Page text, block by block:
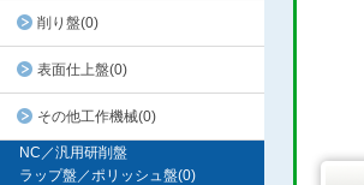
削り盤(0)
表面仕上盤(0)
その他工作機械(0)
NC／汎用研削盤
ラップ盤／ポリッシュ盤(0)